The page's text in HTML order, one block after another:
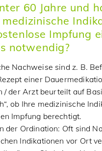
60 Jahre und
medizinische
Impfung
notwendig?
Nachweise sind z. B.
einer
/ der Arzt beurteilt auf
ob Ihre medizinische
Impfung berechtigt.
der Ordination: Oft sind
Indikationen vor Ort